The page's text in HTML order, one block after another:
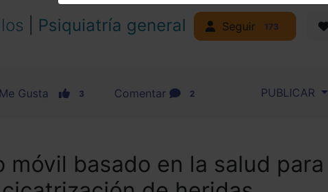
Psiquiatría general Seguir 173
Me Gusta 3 Comentar 2 PUBLICAR
móvil basado en la salud para